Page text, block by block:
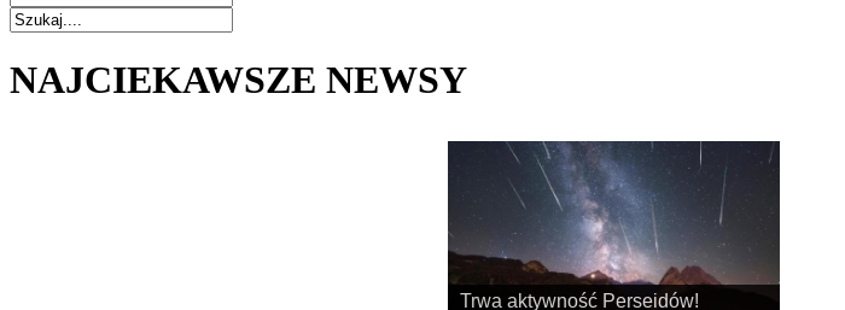
NAJCIEKAWSZE NEWSY